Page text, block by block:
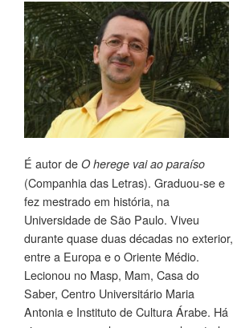
É autor de O herege vai ao paraíso
(Companhia das Letras). Graduou-se e
fez mestrado em história, na
Universidade de São Paulo. Viveu
durante quase duas décadas no exterior,
entre a Europa e o Oriente Médio.
Lecionou no Masp, Mam, Casa do
Saber, Centro Universitário Maria
Antonia e Instituto de Cultura Árabe. Há